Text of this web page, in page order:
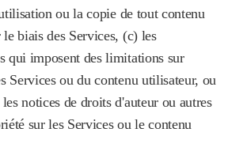
ou la copie de tout contenu
le biais des Services, (c) les
qui imposent des limitations sur
Services ou du contenu utilisateur, ou
notices de droits d'auteur ou autres
sur les Services ou le contenu